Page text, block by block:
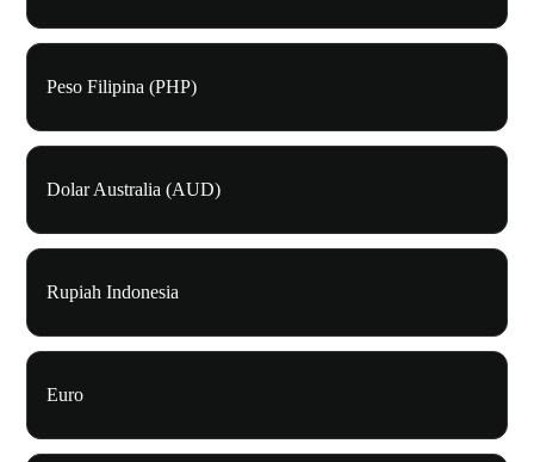
Peso Filipina (PHP)
Dolar Australia (AUD)
Rupiah Indonesia
Euro